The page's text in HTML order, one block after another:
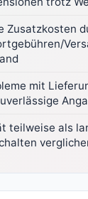
Zusatzkosten
mit
teilweise als